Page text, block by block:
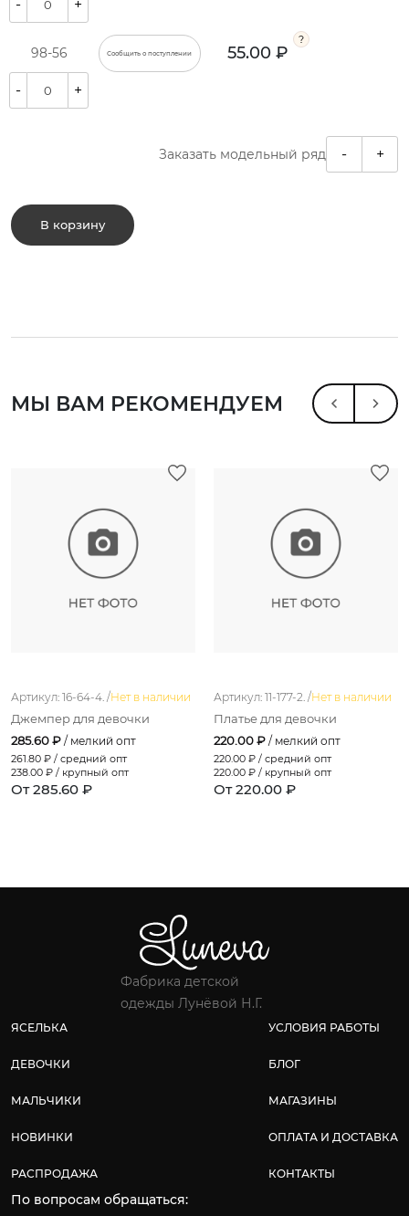
- +
98-56 Сообщить о поступлении 55.00 ₽
- +
Заказать модельный ряд - +
В корзину
МЫ ВАМ РЕКОМЕНДУЕМ
Артикул: 16-64-4. /Нет в наличии
Джемпер для девочки
285.60 ₽ / мелкий опт
261.80 ₽ / средний опт
238.00 ₽ / крупный опт
От 285.60 ₽
Артикул: 11-177-2. /Нет в наличии
Платье для девочки
220.00 ₽ / мелкий опт
220.00 ₽ / средний опт
220.00 ₽ / крупный опт
От 220.00 ₽
Фабрика детской
одежды Лунёвой Н.Г.
ЯСЕЛЬКА
ДЕВОЧКИ
МАЛЬЧИКИ
НОВИНКИ
РАСПРОДАЖА
УСЛОВИЯ РАБОТЫ
БЛОГ
МАГАЗИНЫ
ОПЛАТА И ДОСТАВКА
КОНТАКТЫ
По вопросам обращаться: